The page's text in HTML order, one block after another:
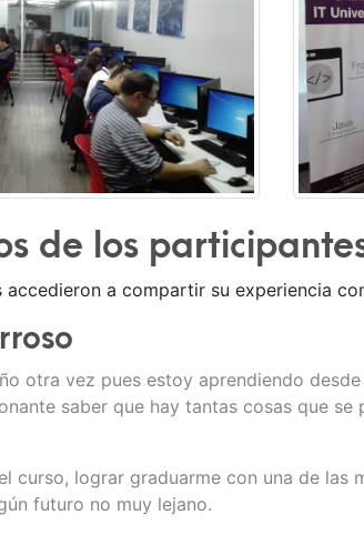
de los
a compartir su experiencia
otra vez pues estoy aprendiendo
saber que hay tantas cosas que
curso, lograr graduarme con una de
futuro no muy lejano.